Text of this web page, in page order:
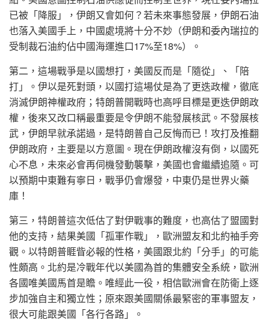
已被「降服」，伊朗又會如何？若未來事態發展，伊朗石油
也落入美國手上，中國處境將十分不妙（伊朗和委內瑞拉的
受制裁石油約佔中國海運進口17%至18%）。
第二，這場戰爭是以國想打，美國反而是「隨從」、「陪
打」。伊以是死對頭，以國打這場仗是為了更迭政權，徹底
消滅伊朗神權政府；特朗普開戰時也高呼目標是更迭伊朗政
權，後來又改口稱最重要是令伊朗不能發展核武。不發展核
武，伊朗早就承諾過，是特朗普自己反悔而已！攻打及推翻
伊朗政府，主要是以方意圖。現在伊朗政權沒有倒，以國死
心不息，未來必會再伺機發動襲擊，美國也會繼續追隨。可
以預期中東難有寧日，戰爭仍會爆發，中東仍是世界火藥
庫！
第三，特朗普這次低估了對伊戰事的難度，也高估了盟國對
他的支持，結果美國「孤軍作戰」，歐洲盟友和北約袖手旁
觀。以特朗普睚眥必報的性格，美國跟北約「分手」的可能
性頗高。北約是冷戰年代以美國為首的集體安全系統，歐洲
各國唯美國馬首是瞻。唯經此一役，相信歐洲會在防衛上逐
步加強自主和獨立性；原來跟美國關係最緊密的軍事盟友，
很大可能跟美國「各行各路」。